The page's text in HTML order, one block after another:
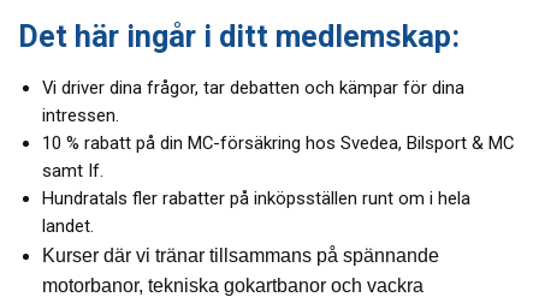
Det här ingår i ditt medlemskap:
Vi driver dina frågor, tar debatten och kämpar för dina
intressen.
10 % rabatt på din MC-försäkring hos Svedea, Bilsport & MC
samt If.
Hundratals fler rabatter på inköpsställen runt om i hela
landet.
Kurser där vi tränar tillsammans på spännande
motorbanor, tekniska gokartbanor och vackra